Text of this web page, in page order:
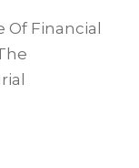
Of Financial